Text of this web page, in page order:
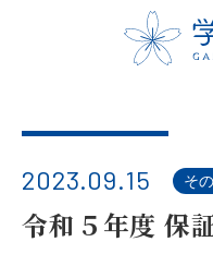
2023.09.15 そ
令和５年度 保